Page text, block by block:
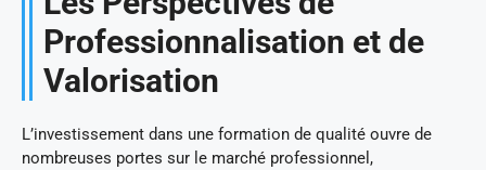
Professionnalisation et de
Valorisation
L’investissement dans une formation de qualité ouvre de
nombreuses portes sur le marché professionnel,